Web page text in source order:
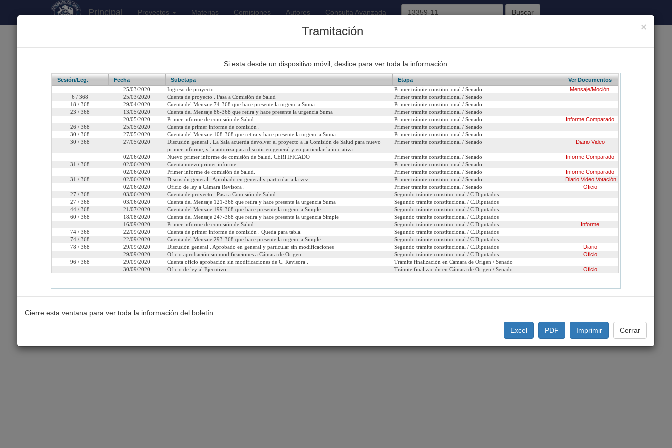
Principal Proyectos Materias Comisiones Autores Consulta Avanzada Buscar
Proyectos Iniciados 2026 170 Proyectos de Ley Despachados 93 Sesiones Celebradas 62
Boletín 13359-11
Título: Proyecto de ley que habilita temporalmente a los médicos cirujanos que indica, para ejercer sus especialidades en el sector público
Fecha de Ingreso: Miércoles 25 de Marzo, 2020 Urgencia Actual: Sin urgencia
Senado
Tipo de Proyecto: Proyecto de ley Refundido:
Etapa: Tramitación terminada
Ley N° 21.274 (Diario Oficial del 10/10/2020)
Link para compartir: http://www.senado.cl/appsenado/templates/tramitacion/index.php?boletin_ini=13359-11
Seleccione la información que desea ver:
×
Tramitación
Si esta desde un dispositivo móvil, deslice para ver toda la información
Sesión/Leg. Fecha Subetapa Etapa
Ver Documentos
25/03/2020
Ingreso de proyecto . Primer trámite constitucional / Senado
Mensaje/Moción
6 / 368
25/03/2020 Cuenta de proyecto . Pasa a Comisión de Salud
Primer trámite constitucional / Senado
18 / 368
29/04/2020 Cuenta del Mensaje 74-368 que hace presente la urgencia Suma
Primer trámite constitucional / Senado
23 / 368
13/05/2020 Cuenta del Mensaje 86-368 que retira y hace presente la urgencia Suma
Primer trámite constitucional / Senado
20/05/2020
Primer informe de comisión de Salud. Primer trámite constitucional / Senado Informe Comparado
26 / 368
25/05/2020 Cuenta de primer informe de comisión .
Primer trámite constitucional / Senado
30 / 368
27/05/2020 Cuenta del Mensaje 108-368 que retira y hace presente la urgencia Suma
Primer trámite constitucional / Senado
30 / 368
27/05/2020
Discusión general . La Sala acuerda devolver el proyecto a la Comisión de Salud para nuevo
primer informe, y la autoriza para discutir en general y en particular la iniciativa
Primer trámite constitucional / Senado Diario Video
02/06/2020 Nuevo primer informe de comisión de Salud. CERTIFICADO Primer trámite constitucional / Senado Informe Comparado
31 / 368
02/06/2020 Cuenta nuevo primer informe .
Primer trámite constitucional / Senado
02/06/2020
Primer informe de comisión de Salud. Primer trámite constitucional / Senado Informe Comparado
31 / 368
02/06/2020 Discusión general . Aprobado en general y particular a la vez Primer trámite constitucional / Senado Diario Video Votación
02/06/2020
Oficio de ley a Cámara Revisora . Primer trámite constitucional / Senado
Oficio
27 / 368
03/06/2020 Cuenta de proyecto . Pasa a Comisión de Salud.
Segundo trámite constitucional / C.Diputados
27 / 368
03/06/2020 Cuenta del Mensaje 121-368 que retira y hace presente la urgencia Suma
Segundo trámite constitucional / C.Diputados
44 / 368
21/07/2020 Cuenta del Mensaje 199-368 que hace presente la urgencia Simple
Segundo trámite constitucional / C.Diputados
60 / 368
18/08/2020 Cuenta del Mensaje 247-368 que retira y hace presente la urgencia Simple
Segundo trámite constitucional / C.Diputados
16/09/2020
Primer informe de comisión de Salud. Segundo trámite constitucional / C.Diputados
Informe
74 / 368
22/09/2020 Cuenta de primer informe de comisión . Queda para tabla.
Segundo trámite constitucional / C.Diputados
74 / 368
22/09/2020 Cuenta del Mensaje 293-368 que hace presente la urgencia Simple
Segundo trámite constitucional / C.Diputados
78 / 368
29/09/2020 Discusión general . Aprobado en general y particular sin modificaciones Segundo trámite constitucional / C.Diputados
Diario
29/09/2020
Oficio aprobación sin modificaciones a Cámara de Origen . Segundo trámite constitucional / C.Diputados
Oficio
96 / 368
29/09/2020 Cuenta oficio aprobación sin modificaciones de C. Revisora .
Trámite finalización en Cámara de Origen / Senado
30/09/2020
Oficio de ley al Ejecutivo . Trámite finalización en Cámara de Origen / Senado Oficio
Cierre esta ventana para ver toda la información del boletín
Excel PDF Imprimir Cerrar